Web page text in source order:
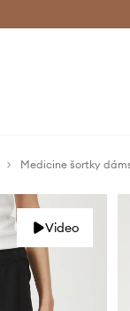
Doručení
Medicine šortky
Video